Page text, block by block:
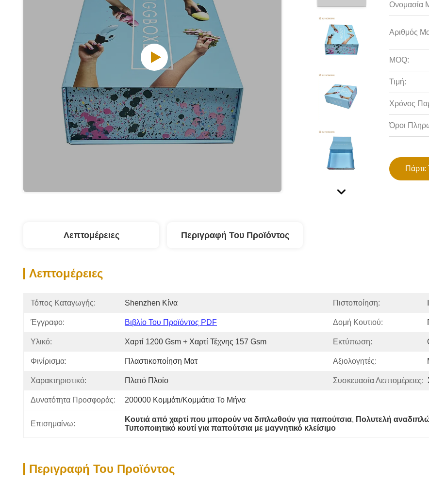
Ονομασία
Αριθμός
MOQ:
Τιμή:
Χρόνος
Όροι
Πάρτε
Λεπτομέρειες Περιγραφή Του Προϊόντος
Λεπτομέρειες
Τόπος Καταγωγής: Shenzhen Κίνα Πιστοποίηση:
Έγγραφο: Βιβλίο Του Προϊόντος PDF Δομή Κουτιού:
Υλικό: Χαρτί 1200 Gsm + Χαρτί Τέχνης 157 Gsm Εκτύπωση:
Φινίρισμα: Πλαστικοποίηση Ματ Αξιολογητές:
Χαρακτηριστικό: Πλατό Πλοίο Συσκευασία Λεπτομέρειες:
Δυνατότητα Προσφοράς: 200000 Κομμάτι/κομμάτια Το Μήνα
Επισημαίνω:
Κουτιά από χαρτί που μπορούν να διπλωθούν για παπούτσια, Πολυτελή
Τυποποιητικό κουτί για παπούτσια με μαγνητικό κλείσιμο
Περιγραφή Του Προϊόντος